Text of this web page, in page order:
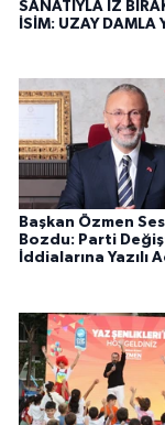
SANATIYLA İZ
İSİM: UZAY DAMLA
Başkan Özmen
Bozdu: Parti
İddialarına Yazılı